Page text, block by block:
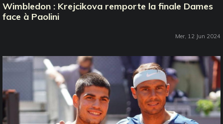
Wimbledon : Krejcikova remporte la finale Dames
face à Paolini
Mer, 12 Jun 2024